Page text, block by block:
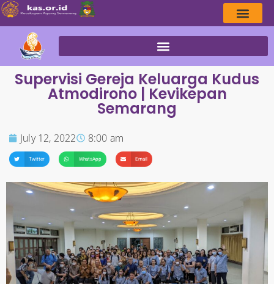
Supervisi Gereja Keluarga Kudus
Atmodirono | Kevikepan
Semarang
July 12, 2022 8:00 am
Twitter WhatsApp Email